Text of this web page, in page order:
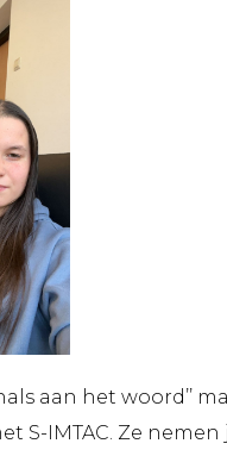
aan het
S-IMTAC. Ze